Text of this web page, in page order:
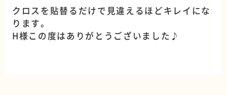
クロスを貼替るだけで見違えるほどキレイにな
ります。
H様この度はありがとうございました♪